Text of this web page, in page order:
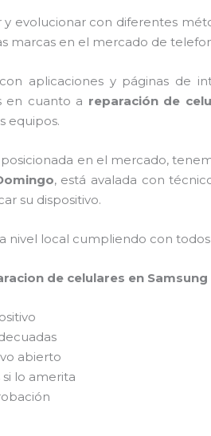
evolucionar con diferentes
marcas en el mercado de
aplicaciones y páginas de
en cuanto a reparación de
equipos.
en el mercado,
, está avalada con
su dispositivo.
nivel local cumpliendo con
de celulares en
abierto
lo amerita